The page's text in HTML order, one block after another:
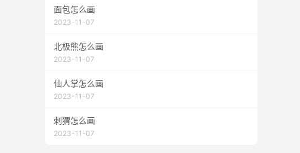
面包怎么画
2023-11-07
北极熊怎么画
2023-11-07
仙人掌怎么画
2023-11-07
刺猬怎么画
2023-11-07